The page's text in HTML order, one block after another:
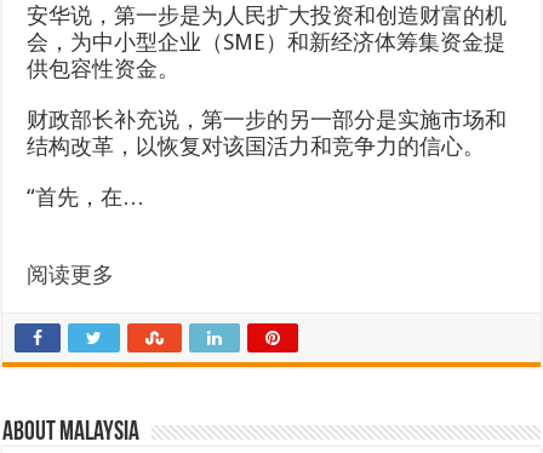
安华说，第一步是为人民扩大投资和创造财富的机
会，为中小型企业（SME）和新经济体筹集资金提
供包容性资金。
财政部长补充说，第一步的另一部分是实施市场和
结构改革，以恢复对该国活力和竞争力的信心。
“首先，在…
阅读更多
About Malaysia